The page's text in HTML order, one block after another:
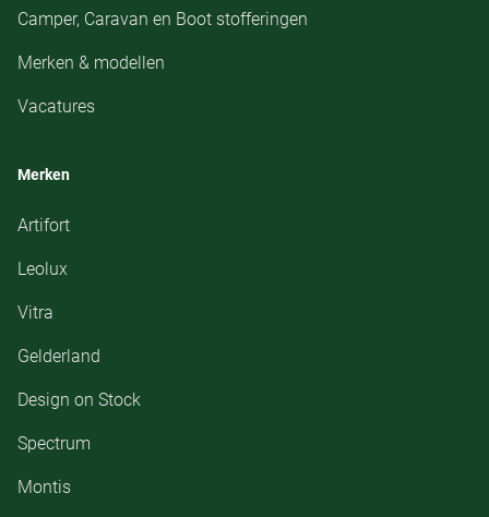
Camper, Caravan en Boot stofferingen
Merken & modellen
Vacatures
Merken
Artifort
Leolux
Vitra
Gelderland
Design on Stock
Spectrum
Montis